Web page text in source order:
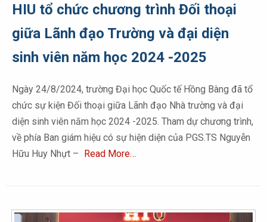
HIU tổ chức chương trình Đối thoại
giữa Lãnh đạo Trường và đại diện
sinh viên năm học 2024 -2025
Ngày 24/8/2024, trường Đại học Quốc tế Hồng Bàng đã tổ
chức sự kiện Đối thoại giữa Lãnh đạo Nhà trường và đại
diện sinh viên năm học 2024 -2025. Tham dự chương trình,
về phía Ban giám hiệu có sự hiện diện của PGS.TS Nguyễn
Hữu Huy Nhựt – Read More…